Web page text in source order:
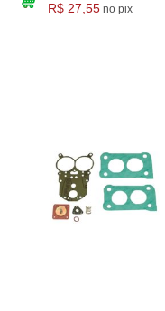
R$ 27,55 no pix